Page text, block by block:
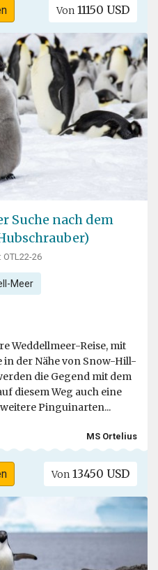
Von 11150 USD
Suche nach dem
26
Meer
Weddellmeer-Reise, mit
in der Nähe von Snow-Hill-
die Gegend mit dem
diesem Weg auch eine
Pinguinarten...
MS Ortelius
Von 13450 USD